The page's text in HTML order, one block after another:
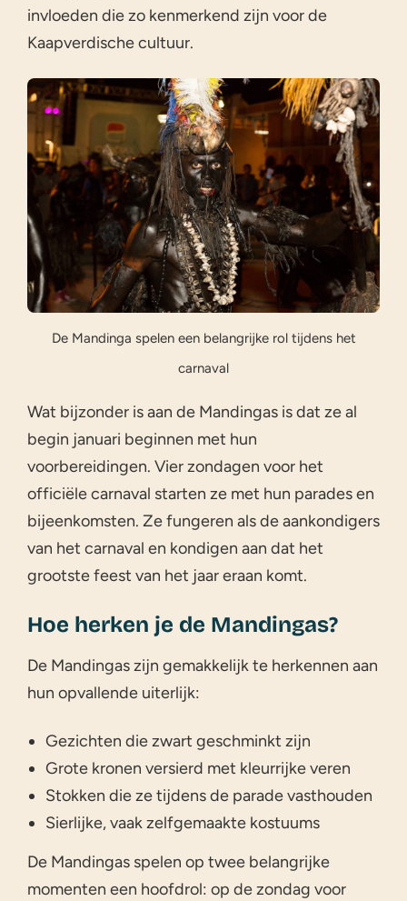
invloeden die zo kenmerkend zijn voor de
Kaapverdische cultuur.
De Mandinga spelen een belangrijke rol tijdens het
carnaval
Wat bijzonder is aan de Mandingas is dat ze al
begin januari beginnen met hun
voorbereidingen. Vier zondagen voor het
officiële carnaval starten ze met hun parades en
bijeenkomsten. Ze fungeren als de aankondigers
van het carnaval en kondigen aan dat het
grootste feest van het jaar eraan komt.
Hoe herken je de Mandingas?
De Mandingas zijn gemakkelijk te herkennen aan
hun opvallende uiterlijk:
Gezichten die zwart geschminkt zijn
Grote kronen versierd met kleurrijke veren
Stokken die ze tijdens de parade vasthouden
Sierlijke, vaak zelfgemaakte kostuums
De Mandingas spelen op twee belangrijke
momenten een hoofdrol: op de zondag voor